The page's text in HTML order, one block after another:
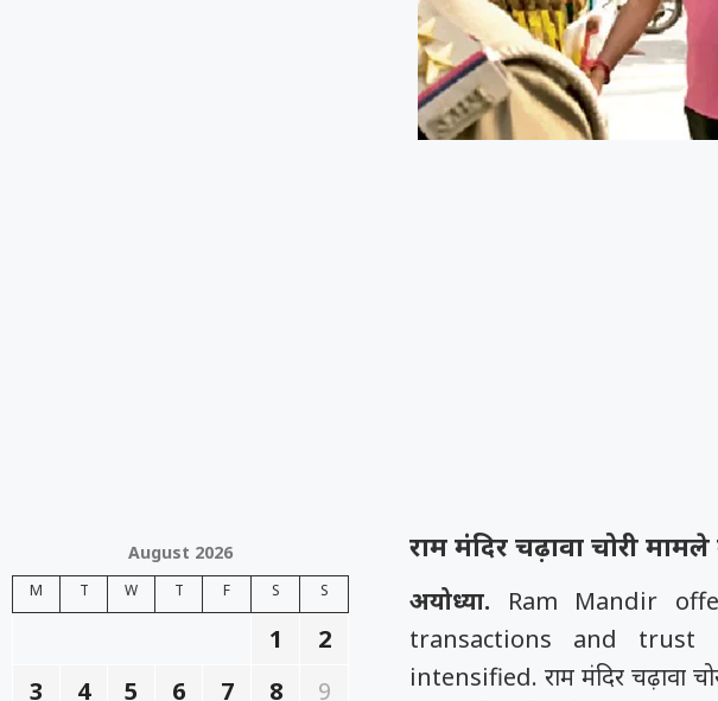
राम मंदिर चढ़ावा चोरी
अयोध्या. Ram Mandir
transactions and trust
intensified. राम मंदिर चढ़ावा
August 2026
M T W T F S S
1
2
3
4 5 6 7 8
9